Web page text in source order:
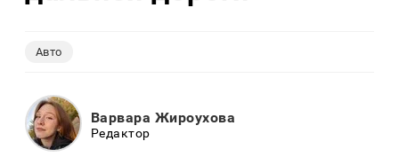
Авто
Варвара Жироухова
Редактор